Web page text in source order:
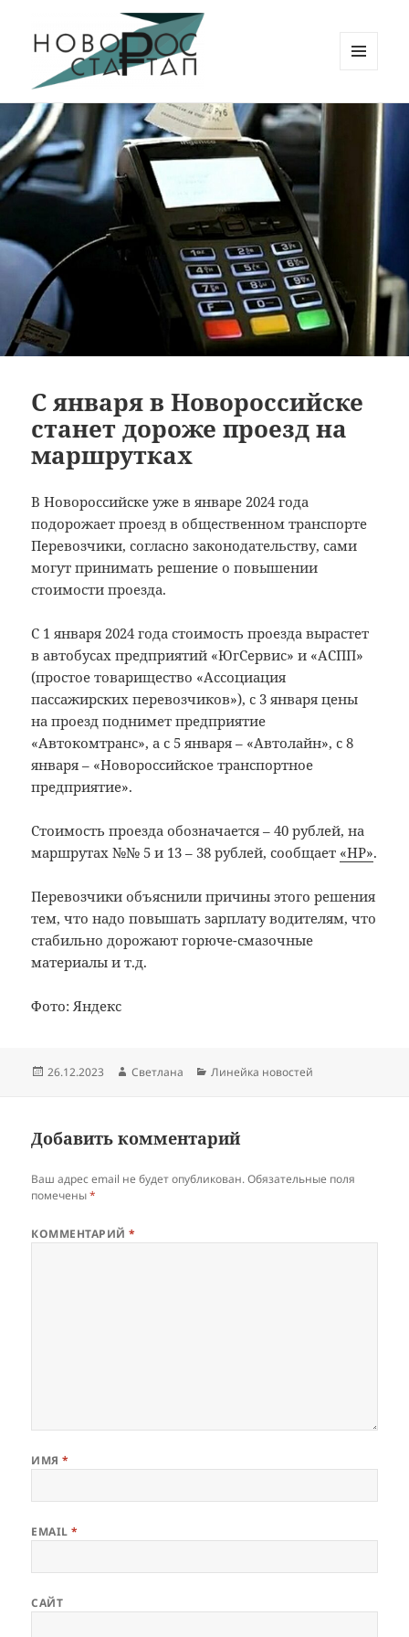
Новорос Стартап
ВИДЖЕТЫ
С января в Новороссийске
станет дороже проезд на
маршрутках
В Новороссийске уже в январе 2024 года
подорожает проезд в общественном транспорте
Перевозчики, согласно законодательству, сами
могут принимать решение о повышении
стоимости проезда.
С 1 января 2024 года стоимость проезда вырастет
в автобусах предприятий «ЮгСервис» и «АСПП»
(простое товарищество «Ассоциация
пассажирских перевозчиков»), с 3 января цены
на проезд поднимет предприятие
«Автокомтранс», а с 5 января – «Автолайн», с 8
января – «Новороссийское транспортное
предприятие».
Стоимость проезда обозначается – 40 рублей, на
маршрутах №№ 5 и 13 – 38 рублей, сообщает «НР».
Перевозчики объяснили причины этого решения
тем, что надо повышать зарплату водителям, что
стабильно дорожают горюче-смазочные
материалы и т.д.
Фото: Яндекс
Опубликовано
26.12.2023 Автор
Светлана Рубрики
Линейка новостей
Добавить комментарий
Ваш адрес email не будет опубликован. Обязательные поля
помечены*
КОММЕНТАРИЙ*
ИМЯ*
EMAIL*
САЙТ